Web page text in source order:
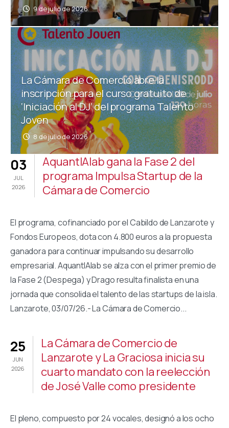
9 de julio de 2026
La Cámara de Comercio abre la
inscripción para el curso gratuito de
‘Iniciación al DJ’ del programa Talento
Joven
8 de julio de 2026
03
JUL
2026
AquantIAlab gana la Fase 2 del
programa Impulsa Startup de la
Cámara de Comercio
El programa, cofinanciado por el Cabildo de Lanzarote y
Fondos Europeos, dota con 4.800 euros a la propuesta
ganadora para continuar impulsando su desarrollo
empresarial. AquantIAlab se alza con el primer premio de
la Fase 2 (Despega) y Drago resulta finalista en una
jornada que consolida el talento de las startups de la isla.
Lanzarote, 03/07/26.- La Cámara de Comercio...
25
JUN
2026
La Cámara de Comercio de
Lanzarote y La Graciosa inicia su
cuarto mandato con la reelección
de José Valle como presidente
El pleno, compuesto por 24 vocales, designó a los ocho